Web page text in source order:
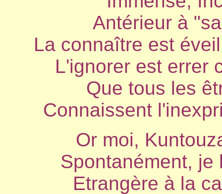
Antérieur à
La connaître est
L'ignorer est errer
Que tous les
Connaissent
Or moi,
Spontanément,
Etrangère à la